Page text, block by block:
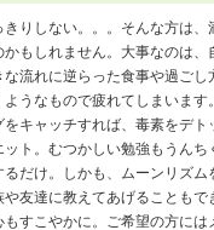
きりしない。。。そんな方は
かもしれません。大事なのは
な流れに逆らった食事や過ご
うなもので疲れてしまいま
キャッチすれば、毒素をデ
ト。むつかしい勉強もうん
だけ。しかも、ムーンリズ
友達に教えてあげることも
もすこやかに。ご希望の方に